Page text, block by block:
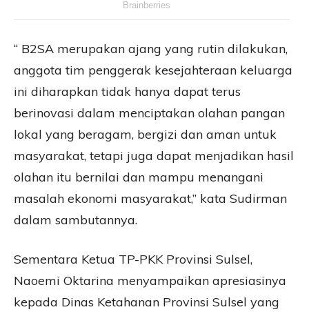
“ B2SA merupakan ajang yang rutin dilakukan,
anggota tim penggerak kesejahteraan keluarga
ini diharapkan tidak hanya dapat terus
berinovasi dalam menciptakan olahan pangan
lokal yang beragam, bergizi dan aman untuk
masyarakat, tetapi juga dapat menjadikan hasil
olahan itu bernilai dan mampu menangani
masalah ekonomi masyarakat,” kata Sudirman
dalam sambutannya.
Sementara Ketua TP-PKK Provinsi Sulsel,
Naoemi Oktarina menyampaikan apresiasinya
kepada Dinas Ketahanan Provinsi Sulsel yang